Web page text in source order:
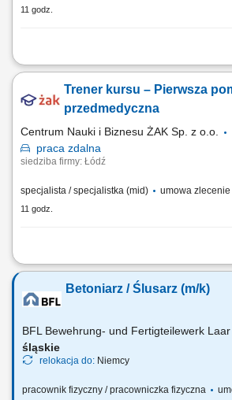
11 godz.
Nazwa kursu: Pierwsza pomoc pediatryczna
Trener kursu – Pierwsza
przedmedyczna
Centrum Nauki i Biznesu ŻAK Sp. z o.o.
praca zdalna
siedziba firmy: Łódź
specjalista / specjalistka (mid) umowa zlecenie
11 godz.
Nazwa kursu: Pierwsza pomoc przedmedyczna
Betoniarz / Ślusarz (m/k)
BFL Bewehrung- und Fertigteilewerk
śląskie
relokacja do: Niemcy
pracownik fizyczny / pracowniczka fizyczna